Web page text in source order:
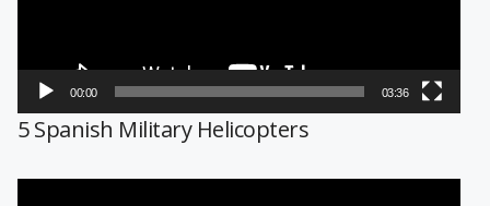
00:00 03:36
5 Spanish Military Helicopters